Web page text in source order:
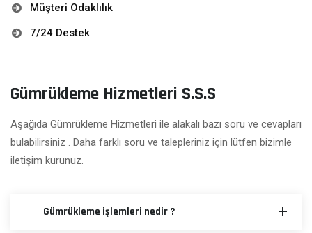
Müşteri Odaklılık
7/24 Destek
Gümrükleme Hizmetleri S.S.S
Aşağıda Gümrükleme Hizmetleri ile alakalı bazı soru ve cevapları
bulabilirsiniz . Daha farklı soru ve talepleriniz için lütfen bizimle
iletişim kurunuz.
Gümrükleme işlemleri nedir ?